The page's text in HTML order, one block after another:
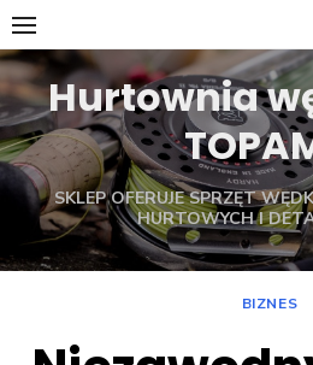
Skip
to
contentHurtownia
SKLEP OFERUJE SPRZĘT
HURTOWYCH I
BIZNES